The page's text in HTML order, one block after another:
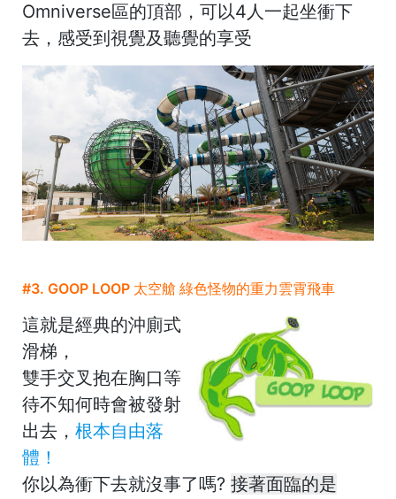
Omniverse區的頂部，可以4人一起坐衝下
去，感受到視覺及聽覺的享受
#3. GOOP LOOP 太空艙 綠色怪物的重力雲霄飛車
這就是經典的沖廁式
滑梯，
雙手交叉抱在胸口等
待不知何時會被發射
出去， 根本自由落
體！
你以為衝下去就沒事了嗎? 接著面臨的是